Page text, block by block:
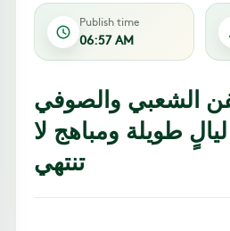
Publish time
06:57 AM
الشعبي والصوفي
طويلة ومباهج لا
تنتهي